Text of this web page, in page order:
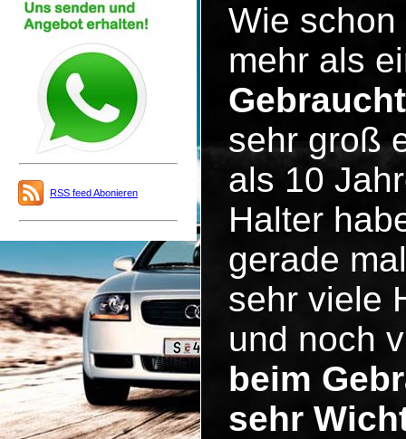
RSS feed Abonieren
Wie
mehr als
sehr groß
als 10
Halter
gerade
sehr viele
und noch
beim
sehr